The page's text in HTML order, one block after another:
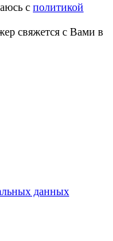
с политикой
свяжется с Вами в
данных